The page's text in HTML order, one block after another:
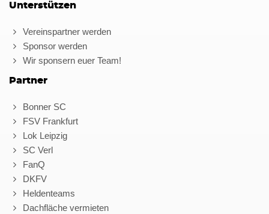
Unterstützen
Vereinspartner werden
Sponsor werden
Wir sponsern euer Team!
Partner
Bonner SC
FSV Frankfurt
Lok Leipzig
SC Verl
FanQ
DKFV
Heldenteams
Dachfläche vermieten